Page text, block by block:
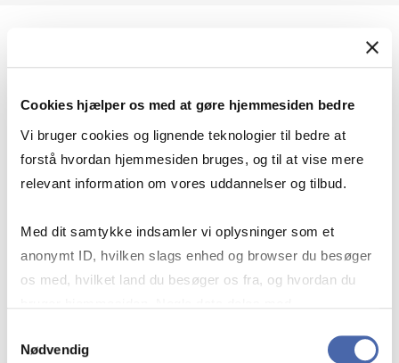
Cookies hjælper os med at gøre hjemmesiden bedre
Vi bruger cookies og lignende teknologier til bedre at
forstå hvordan hjemmesiden bruges, og til at vise mere
relevant information om vores uddannelser og tilbud.
Med dit samtykke indsamler vi oplysninger som et
anonymt ID, hvilken slags enhed og browser du besøger
os med, hvilket land du besøger os fra, og hvordan du
markedsføring. Du bestemmer selv - og kan altid trække
Nødvendig
Geopolitik og businesssikkerhed
navigerer man som virksomhed?